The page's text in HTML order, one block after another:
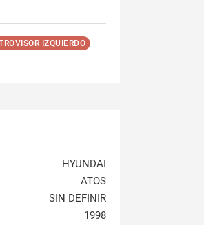
IZQUIERDO
HYUNDAI
ATOS
SIN DEFINIR
1998